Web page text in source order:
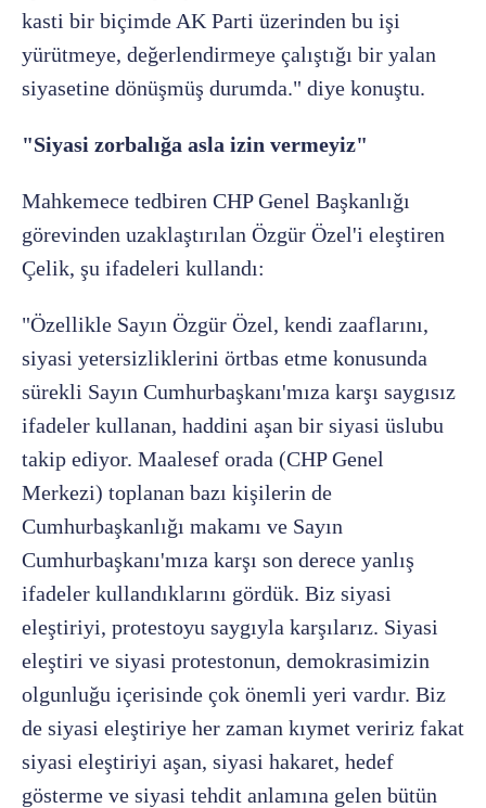
kasti bir biçimde AK Parti üzerinden bu işi
yürütmeye, değerlendirmeye çalıştığı bir yalan
siyasetine dönüşmüş durumda." diye konuştu.
"Siyasi zorbalığa asla izin vermeyiz"
Mahkemece tedbiren CHP Genel Başkanlığı
görevinden uzaklaştırılan Özgür Özel'i eleştiren
Çelik, şu ifadeleri kullandı:
"Özellikle Sayın Özgür Özel, kendi zaaflarını,
siyasi yetersizliklerini örtbas etme konusunda
sürekli Sayın Cumhurbaşkanı'mıza karşı saygısız
ifadeler kullanan, haddini aşan bir siyasi üslubu
takip ediyor. Maalesef orada (CHP Genel
Merkezi) toplanan bazı kişilerin de
Cumhurbaşkanlığı makamı ve Sayın
Cumhurbaşkanı'mıza karşı son derece yanlış
ifadeler kullandıklarını gördük. Biz siyasi
eleştiriyi, protestoyu saygıyla karşılarız. Siyasi
eleştiri ve siyasi protestonun, demokrasimizin
olgunluğu içerisinde çok önemli yeri vardır. Biz
de siyasi eleştiriye her zaman kıymet veririz fakat
siyasi eleştiriyi aşan, siyasi hakaret, hedef
gösterme ve siyasi tehdit anlamına gelen bütün